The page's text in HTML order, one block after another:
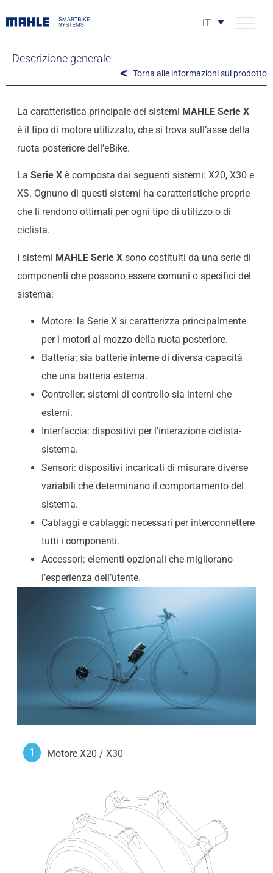
IT
Descrizione generale
Torna alle informazioni sul prodotto
La caratteristica principale dei sistemi MAHLE Serie X
è il tipo di motore utilizzato, che si trova sull’asse della
ruota posteriore dell’eBike.
La Serie Xè composta dai seguenti sistemi: X20, X30 e
XS. Ognuno di questi sistemi ha caratteristiche proprie
che li rendono ottimali per ogni tipo di utilizzo o di
ciclista.
I sistemi MAHLE Serie Xsono costituiti da una serie di
componenti che possono essere comuni o specifici del
sistema:
Motore: la Serie X si caratterizza principalmente
per i motori al mozzo della ruota posteriore.
Batteria: sia batterie interne di diversa capacità
che una batteria esterna.
Controller: sistemi di controllo sia interni che
esterni.
Interfaccia: dispositivi per l’interazione ciclista-
sistema.
Sensori: dispositivi incaricati di misurare diverse
variabili che determinano il comportamento del
sistema.
Cablaggi e cablaggi: necessari per interconnettere
tutti i componenti.
Accessori: elementi opzionali che migliorano
l’esperienza dell’utente.
1 Motore X20 / X30